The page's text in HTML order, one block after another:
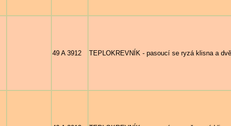
49 A 3912 TEPLOKREVNÍK - pasoucí se ryzá klisna a